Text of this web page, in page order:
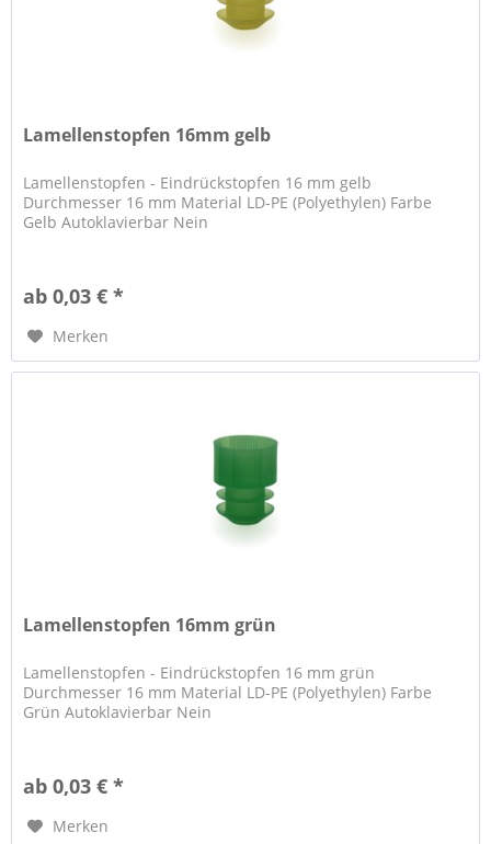
Lamellenstopfen 16mm gelb
Lamellenstopfen - Eindrückstopfen 16 mm gelb
Durchmesser 16 mm Material LD-PE (Polyethylen) Farbe
Gelb Autoklavierbar Nein
ab 0,03 € *
Merken
Lamellenstopfen 16mm grün
Lamellenstopfen - Eindrückstopfen 16 mm grün
Durchmesser 16 mm Material LD-PE (Polyethylen) Farbe
Grün Autoklavierbar Nein
ab 0,03 € *
Merken